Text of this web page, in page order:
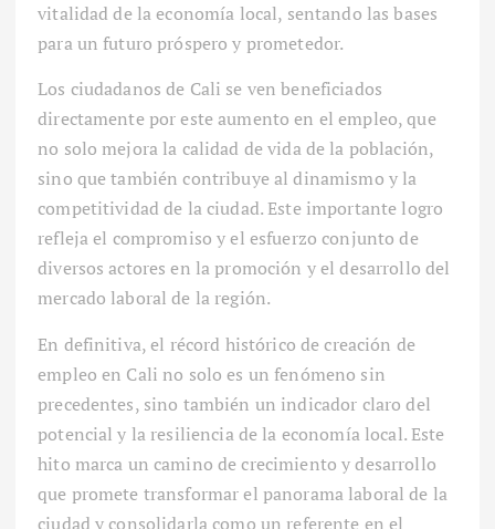
vitalidad de la economía local, sentando las bases
para un futuro próspero y prometedor.
Los ciudadanos de Cali se ven beneficiados
directamente por este aumento en el empleo, que
no solo mejora la calidad de vida de la población,
sino que también contribuye al dinamismo y la
competitividad de la ciudad. Este importante logro
refleja el compromiso y el esfuerzo conjunto de
diversos actores en la promoción y el desarrollo del
mercado laboral de la región.
En definitiva, el récord histórico de creación de
empleo en Cali no solo es un fenómeno sin
precedentes, sino también un indicador claro del
potencial y la resiliencia de la economía local. Este
hito marca un camino de crecimiento y desarrollo
que promete transformar el panorama laboral de la
ciudad y consolidarla como un referente en el